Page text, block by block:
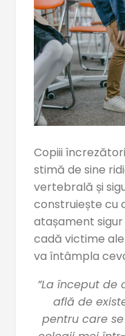
Copiii
stimă de sine
vertebrală și
construiește cu
atașament
cadă victime ale
va întâmpla
”La început
află de
pentru care